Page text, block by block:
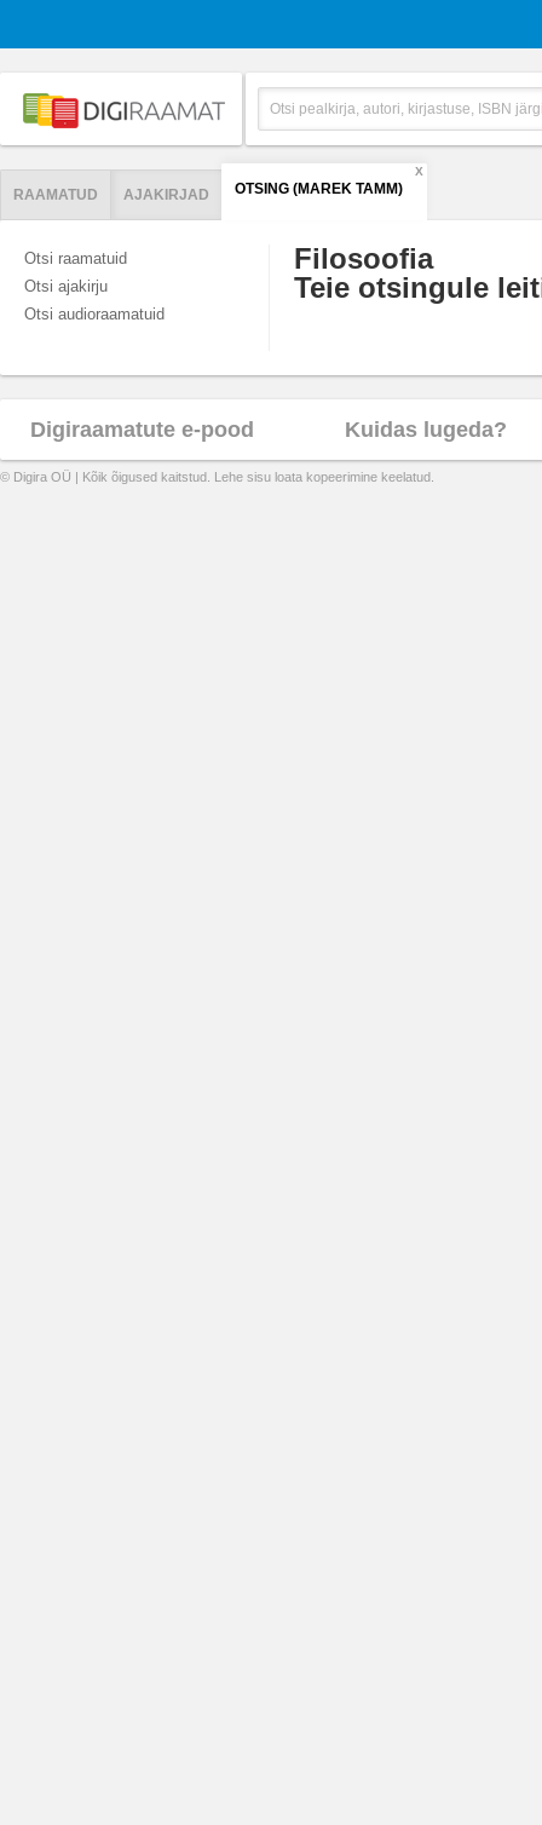
RAAMATUD AJAKIRJAD OTSING (MAREK TAMM)
X
Otsi raamatuid
Otsi ajakirju
Otsi audioraamatuid
Filosoofia
Teie otsingule
Digiraamatute e-pood Kuidas lugeda?
© Digira OÜ | Kõik õigused kaitstud. Lehe sisu loata kopeerimine keelatud.